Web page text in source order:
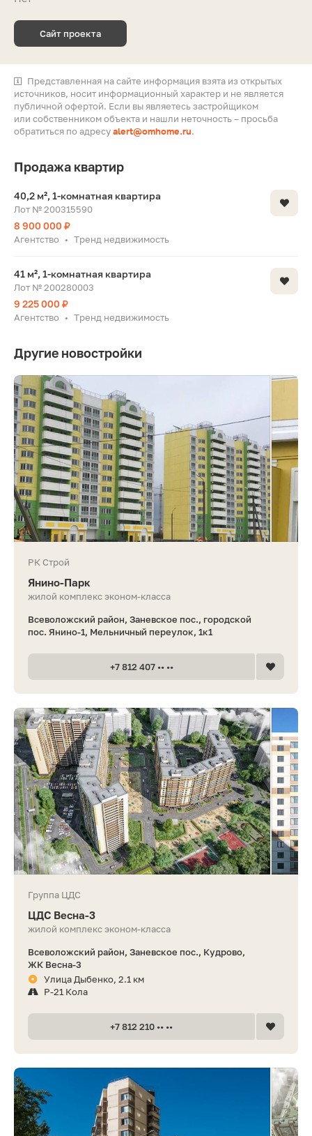
Сайт проекта
Представленная на сайте информация взята из открытых
источников, носит информационный характер и не является
публичной офертой. Если вы являетесь застройщиком
или собственником объекта и нашли неточность – просьба
обратиться по адресуalert@omhome.ru.
Продажа квартир
40,2 м², 1-комнатная квартира
Лот № 200315590
8 900 000 ₽
Агентство • Тренд недвижимость
41 м², 1-комнатная квартира
Лот № 200280003
9 225 000 ₽
Агентство • Тренд недвижимость
Другие новостройки
РК Строй
Янино-Парк
жилой комплекс эконом-класса
Всеволожский район, Заневское пос., городской
пос. Янино-1, Мельничный переулок, 1к1
+7 812 407 •• ••
Группа ЦДС
ЦДС Весна-3
жилой комплекс эконом-класса
Всеволожский район, Заневское пос., Кудрово,
ЖК Весна-3
Улица Дыбенко, 2.1 км
Р-21 Кола
+7 812 210 •• ••